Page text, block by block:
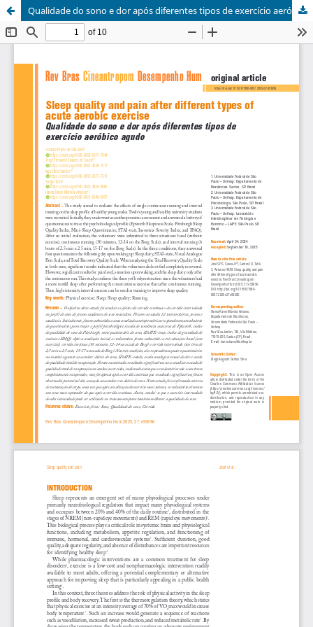
Qualidade do sono e dor após diferentes tipos de exercício aeróbico agudo